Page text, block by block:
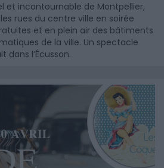
et incontournable de Montpellier,
rues du centre ville en soirée
et en plein air des bâtiments
de la ville. Un spectacle
dans l’Écusson.